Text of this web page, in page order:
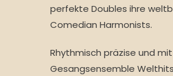
perfekte Doubles ihre
Comedian Harmonists.
Rhythmisch präzise und
Gesangsensemble Welthits